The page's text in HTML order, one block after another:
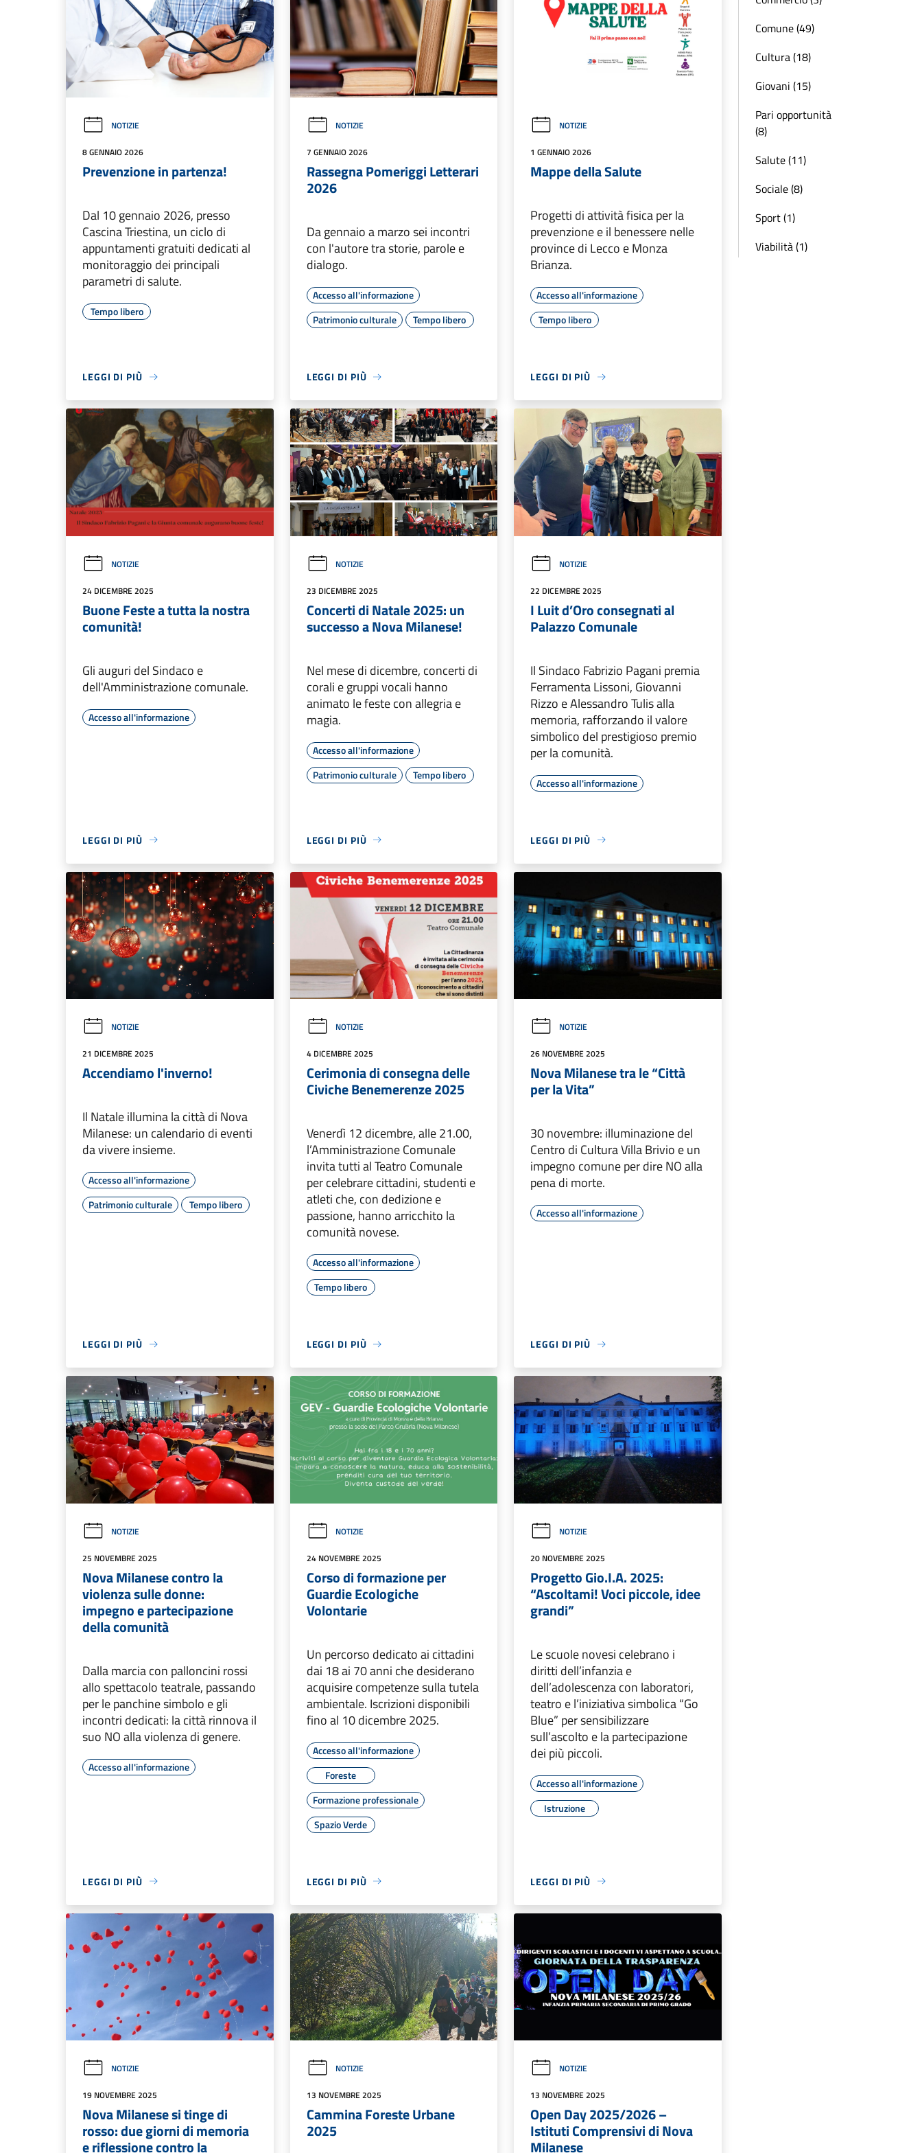
NOTIZIE
8 GENNAIO 2026
Prevenzione in partenza!
Dal 10 gennaio 2026, presso
Cascina Triestina, un ciclo di
appuntamenti gratuiti dedicati al
monitoraggio dei principali
parametri di salute.
Tempo libero
LEGGI DI PIÙ
NOTIZIE
7 GENNAIO 2026
Rassegna Pomeriggi Letterari
2026
Da gennaio a marzo sei incontri
con l'autore tra storie, parole e
dialogo.
Accesso all'informazione
Patrimonio culturale
Tempo libero
LEGGI DI PIÙ
NOTIZIE
1 GENNAIO 2026
Mappe della Salute
Progetti di attività fisica per la
prevenzione e il benessere nelle
province di Lecco e Monza
Brianza.
Accesso all'informazione
Tempo libero
LEGGI DI PIÙ
NOTIZIE
24 DICEMBRE 2025
Buone Feste a tutta la nostra
comunità!
Gli auguri del Sindaco e
dell'Amministrazione comunale.
Accesso all'informazione
LEGGI DI PIÙ
NOTIZIE
23 DICEMBRE 2025
Concerti di Natale 2025: un
successo a Nova Milanese!
Nel mese di dicembre, concerti di
corali e gruppi vocali hanno
animato le feste con allegria e
magia.
Accesso all'informazione
Patrimonio culturale
Tempo libero
LEGGI DI PIÙ
NOTIZIE
22 DICEMBRE 2025
I Luit d’Oro consegnati al
Palazzo Comunale
Il Sindaco Fabrizio Pagani premia
Ferramenta Lissoni, Giovanni
Rizzo e Alessandro Tulis alla
memoria, rafforzando il valore
simbolico del prestigioso premio
per la comunità.
Accesso all'informazione
LEGGI DI PIÙ
NOTIZIE
21 DICEMBRE 2025
Accendiamo l'inverno!
Il Natale illumina la città di Nova
Milanese: un calendario di eventi
da vivere insieme.
Accesso all'informazione
Patrimonio culturale
Tempo libero
LEGGI DI PIÙ
NOTIZIE
4 DICEMBRE 2025
Cerimonia di consegna delle
Civiche Benemerenze 2025
Venerdì 12 dicembre, alle 21.00,
l’Amministrazione Comunale
invita tutti al Teatro Comunale
per celebrare cittadini, studenti e
atleti che, con dedizione e
passione, hanno arricchito la
comunità novese.
Accesso all'informazione
Tempo libero
LEGGI DI PIÙ
NOTIZIE
26 NOVEMBRE 2025
Nova Milanese tra le “Città
per la Vita”
30 novembre: illuminazione del
Centro di Cultura Villa Brivio e un
impegno comune per dire NO alla
pena di morte.
Accesso all'informazione
LEGGI DI PIÙ
NOTIZIE
25 NOVEMBRE 2025
Nova Milanese contro la
violenza sulle donne:
impegno e partecipazione
della comunità
Dalla marcia con palloncini rossi
allo spettacolo teatrale, passando
per le panchine simbolo e gli
incontri dedicati: la città rinnova il
suo NO alla violenza di genere.
Accesso all'informazione
LEGGI DI PIÙ
NOTIZIE
24 NOVEMBRE 2025
Corso di formazione per
Guardie Ecologiche
Volontarie
Un percorso dedicato ai cittadini
dai 18 ai 70 anni che desiderano
acquisire competenze sulla tutela
ambientale. Iscrizioni disponibili
fino al 10 dicembre 2025.
Accesso all'informazione
Foreste
Formazione professionale
Spazio Verde
LEGGI DI PIÙ
NOTIZIE
20 NOVEMBRE 2025
Progetto Gio.I.A. 2025:
“Ascoltami! Voci piccole, idee
grandi”
Le scuole novesi celebrano i
diritti dell’infanzia e
dell’adolescenza con laboratori,
teatro e l’iniziativa simbolica “Go
Blue” per sensibilizzare
sull’ascolto e la partecipazione
dei più piccoli.
Accesso all'informazione
Istruzione
LEGGI DI PIÙ
NOTIZIE
19 NOVEMBRE 2025
Nova Milanese si tinge di
rosso: due giorni di memoria
e riflessione contro la
NOTIZIE
13 NOVEMBRE 2025
Cammina Foreste Urbane
2025
NOTIZIE
13 NOVEMBRE 2025
Open Day 2025/2026 –
Istituti Comprensivi di Nova
Milanese
Comune (49)
Cultura (18)
Giovani (15)
Pari opportunità
(8)
Salute (11)
Sociale (8)
Sport (1)
Viabilità (1)